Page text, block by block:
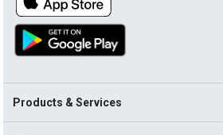
Products & Services